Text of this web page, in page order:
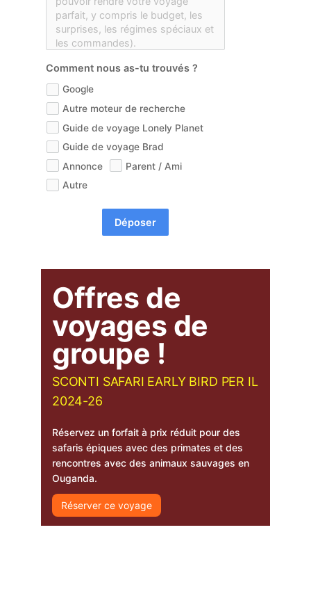
Comment nous as-tu trouvés ?
Google
Autre moteur de recherche
Guide de voyage Lonely Planet
Guide de voyage Brad
Annonce
Parent / Ami
Autre
Déposer
Offres de
voyages de
groupe !
SCONTI SAFARI EARLY BIRD PER IL
2024-26
Réservez un forfait à prix réduit pour des
safaris épiques avec des primates et des
rencontres avec des animaux sauvages en
Ouganda.
Réserver ce voyage